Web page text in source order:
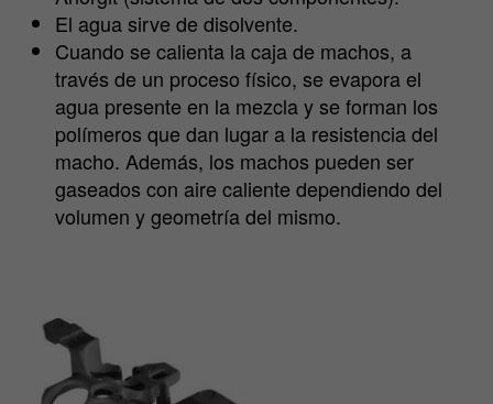
El agua sirve de disolvente.
Cuando se calienta la caja de machos, a
través de un proceso físico, se evapora el
agua presente en la mezcla y se forman los
polímeros que dan lugar a la resistencia del
macho. Además, los machos pueden ser
gaseados con aire caliente dependiendo del
volumen y geometría del mismo.